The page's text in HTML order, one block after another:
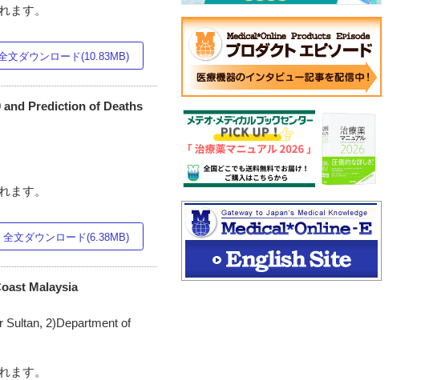
ます。
文ダウンロード(10.83MB)
and Prediction of Deaths
ます。
全文ダウンロード(6.38MB)
Malaysia
Sultan, 2)Department of
ます。